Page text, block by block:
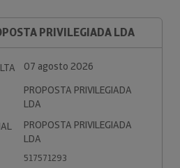
PRIVILEGIADA LDA
07 agosto 2026
PROPOSTA PRIVILEGIADA
LDA
PROPOSTA PRIVILEGIADA
LDA
517571293